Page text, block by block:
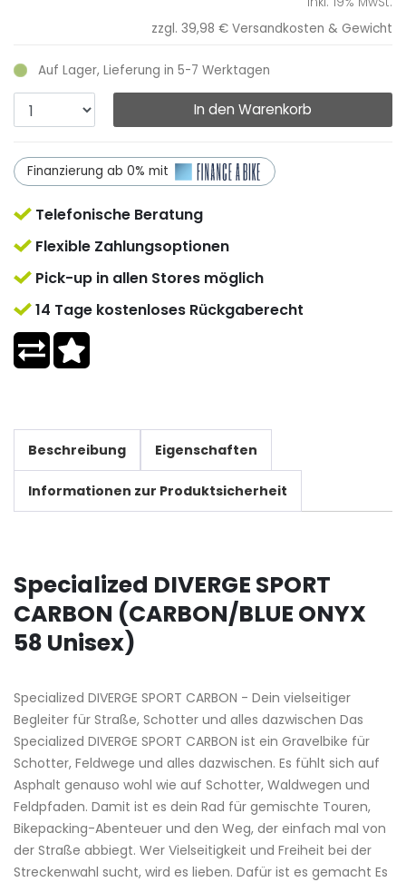
zzgl. 39,98 € Versandkosten & Gewicht
Auf Lager, Lieferung in 5-7 Werktagen
In den Warenkorb
Finanzierung ab 0% mit
Telefonische Beratung
Flexible Zahlungsoptionen
Pick-up in allen Stores möglich
14 Tage kostenloses Rückgaberecht
Beschreibung Eigenschaften
Informationen zur Produktsicherheit
Specialized DIVERGE SPORT
CARBON (CARBON/BLUE ONYX
58 Unisex)
Specialized DIVERGE SPORT CARBON - Dein vielseitiger
Begleiter für Straße, Schotter und alles dazwischen Das
Specialized DIVERGE SPORT CARBON ist ein Gravelbike für
Schotter, Feldwege und alles dazwischen. Es fühlt sich auf
Asphalt genauso wohl wie auf Schotter, Waldwegen und
Feldpfaden. Damit ist es dein Rad für gemischte Touren,
Bikepacking-Abenteuer und den Weg, der einfach mal von
der Straße abbiegt. Wer Vielseitigkeit und Freiheit bei der
Streckenwahl sucht, wird es lieben. Dafür ist es gemacht Es